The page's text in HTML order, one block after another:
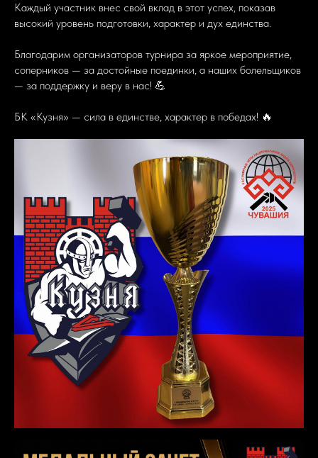
Каждый участник внес свой вклад в этот успех, показав
высокий уровень подготовки, характер и дух единства.
Благодарим организаторов турнира за яркое мероприятие,
соперников — за достойные поединки, а наших болельщиков
— за поддержку и веру в нас! 💪
БК «Кузня» — сила в единстве, характер в победах! 🔥